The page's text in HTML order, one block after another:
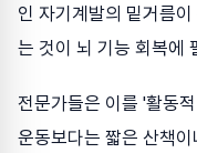
인 자기계발의 밑거름
는 것이 뇌 기능 회복에
전문가들은 이를 '활동
운동보다는 짧은 산책